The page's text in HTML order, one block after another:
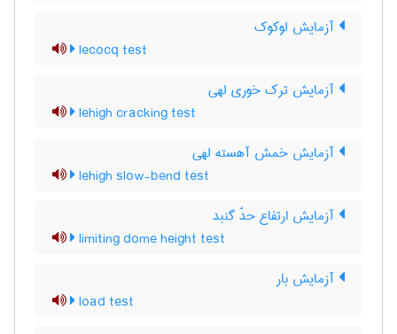
آزمایش لوکوک
lecocq test
آزمایش ترک خوری لهی
lehigh cracking test
آزمایش خمش آهسته لهی
lehigh slow-bend test
آزمایش ارتفاع حدّ گنبد
limiting dome height test
آزمایش بار
load test